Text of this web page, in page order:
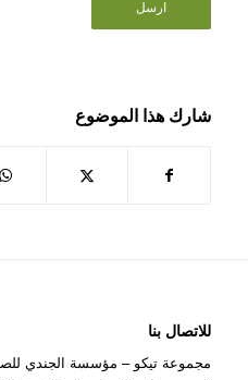
شارك هذا الموضوع
للاتصال بنا
مجموعة تيكو – مؤسسة الجندي